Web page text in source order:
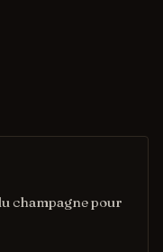
champagne pour